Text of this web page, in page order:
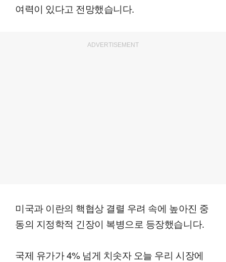
여력이 있다고 전망했습니다.
ADVERTISEMENT
미국과 이란의 핵협상 결렬 우려 속에 높아진 중
동의 지정학적 긴장이 복병으로 등장했습니다.
국제 유가가 4% 넘게 치솟자 오늘 우리 시장에